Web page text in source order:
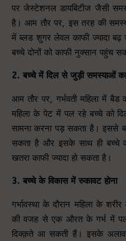
पर जेस्टेशनल डायबिटीज जैसी
है। आम तौर पर, इस तरह की
में ब्लड शुगर लेवल काफी ज्यादा
बच्चे दोनों को काफी नुक्सान पहुंच
2. बच्चे में दिल से जुड़ी समस्याओं
आम तौर पर, गर्भवती महिला में बैड
महिला के पेट में पल रहे बच्चे को
सामना करना पड़ सकता है। इससे
सकता है और इसके साथ ही बच्चे
खतरा काफी ज्यादा हो सकता है।
3. बच्चे के विकास में रुकावट होना
गर्भावस्था के दौरान महिला के
की वजह से एक औरत के गर्भ में
दिक्क़ते आ सकती हैं। इसके